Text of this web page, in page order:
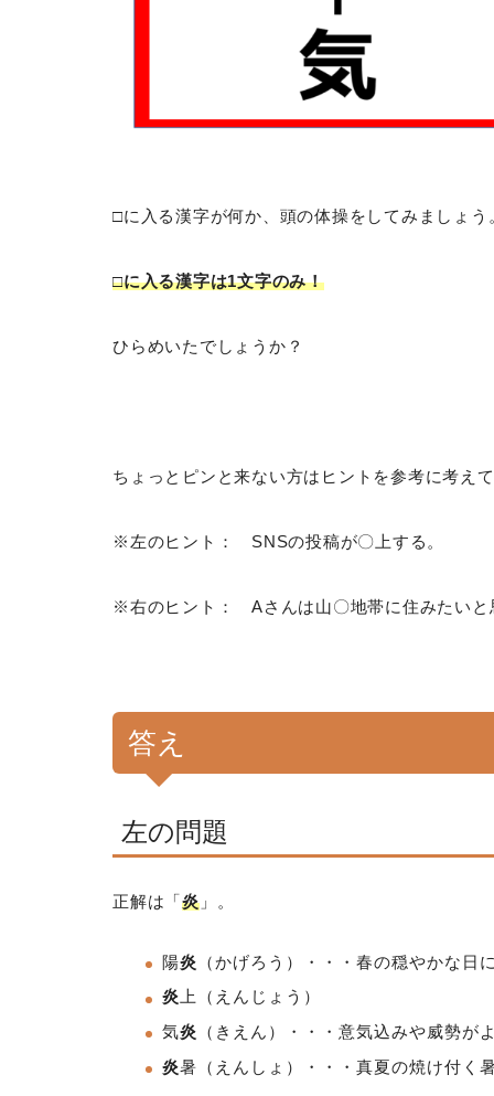
□に入る漢字が何か、頭の体操をしてみましょう
□に入る漢字は1文字のみ！
ひらめいたでしょうか？
ちょっとピンと来ない方はヒントを参考に考えて
※左のヒント： SNSの投稿が〇上する。
※右のヒント： Aさんは山〇地帯に住みたいと
答え
左の問題
正解は「炎」。
陽炎 （かげろう）
・・・春の穏やかな日
炎上（えんじょう）
気炎 （きえん）・・・意気込みや威勢が
炎暑 （えんしょ）・・・真夏の焼け付く暑